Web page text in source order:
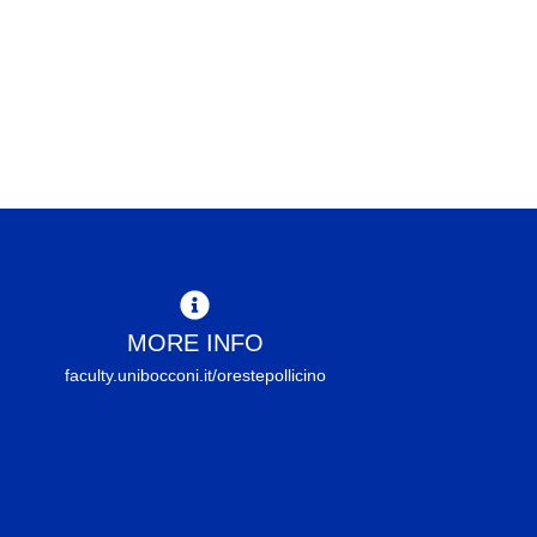
MORE INFO
faculty.unibocconi.it/orestepollicino